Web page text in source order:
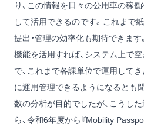
り、この情報を日々の公用車の稼
して活用できるのです。これまで
提出・管理の効率化も期待できま
機能を活用すれば、システム上で
で、これまで各課単位で運用して
に運用管理できるようになるとも
数の分析が目的でしたが、こうし
ら、令和6年度から『Mobility